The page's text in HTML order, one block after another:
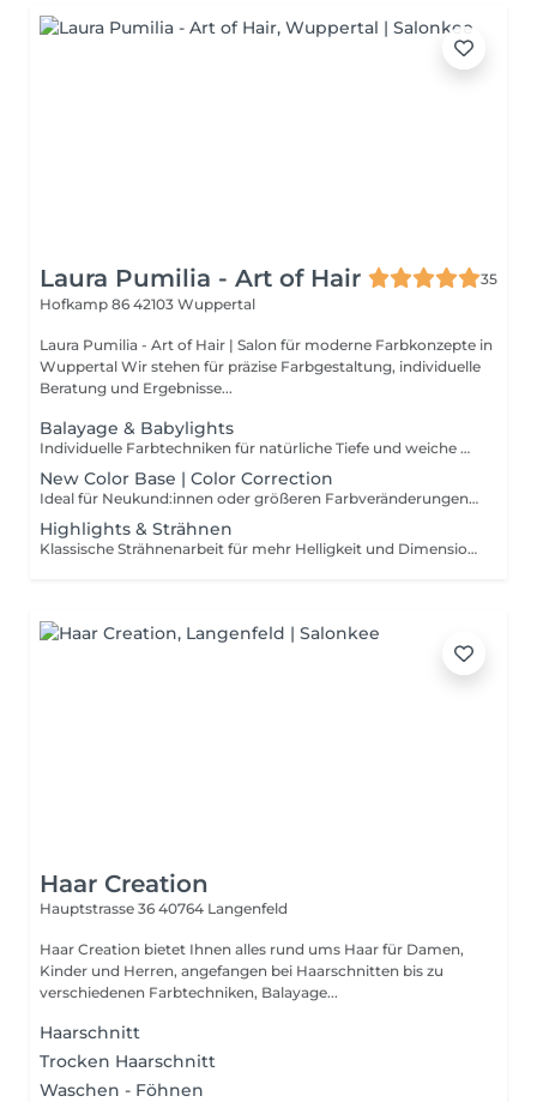
Laura Pumilia - Art of Hair
35
Hofkamp 86 42103 Wuppertal
Laura Pumilia - Art of Hair | Salon für moderne Farbkonzepte in
Wuppertal Wir stehen für präzise Farbgestaltung, individuelle
Beratung und Ergebnisse...
Balayage & Babylights
Individuelle Farbtechniken für natürliche Tiefe und weiche Übergänge. Wir platzieren Helligkeit gezielt und entwickeln ein harmonisches, langlebiges Farbergebnis.
New Color Base | Color Correction
Ideal für Neukund:innen oder größeren Farbveränderungen. Wir korrigieren, gleichen aus und schaffen eine neue Basis für ein dauerhaft stimmiges Farbergebnis. Vorgehensweise und Zeitaufwand werden individuell abgestimmt. Mehraufwand Berechnung: +25 € pro 15-20 Min
Highlights & Strähnen
Klassische Strähnenarbeit für mehr Helligkeit und Dimension im Haar. Auf Wunsch werden auch gezielte Akzente im Gesichtsbereich (Face Framing) gesetzt. Gezielt abgestimmt auf Ausgangsfarbe und gewünschte Intensität.
Haar Creation
Hauptstrasse 36 40764 Langenfeld
Haar Creation bietet Ihnen alles rund ums Haar für Damen,
Kinder und Herren, angefangen bei Haarschnitten bis zu
verschiedenen Farbtechniken, Balayage...
Haarschnitt
Trocken Haarschnitt
Waschen - Föhnen